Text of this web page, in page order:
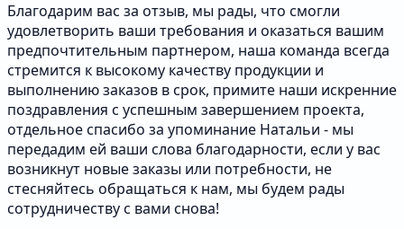
Благодарим вас за отзыв, мы рады, что смогли
удовлетворить ваши требования и оказаться вашим
предпочтительным партнером, наша команда всегда
стремится к высокому качеству продукции и
выполнению заказов в срок, примите наши искренние
поздравления с успешным завершением проекта,
отдельное спасибо за упоминание Натальи - мы
передадим ей ваши слова благодарности, если у вас
возникнут новые заказы или потребности, не
стесняйтесь обращаться к нам, мы будем рады
сотрудничеству с вами снова!